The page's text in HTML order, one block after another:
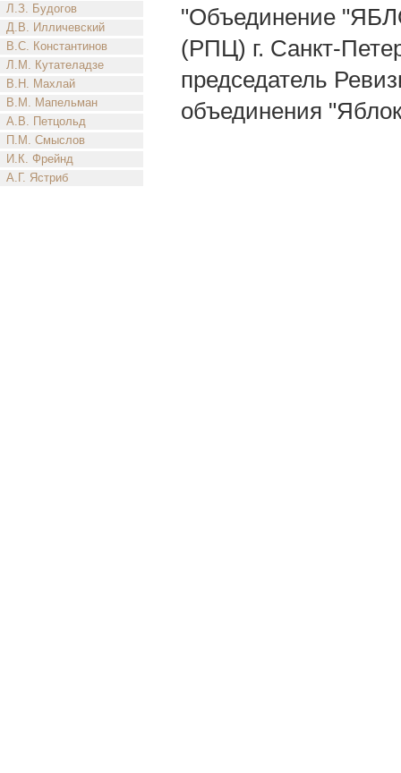
Л.З. Будогов
Д.В. Илличевский
В.С. Константинов
Л.М. Кутателадзе
В.Н. Махлай
В.М. Мапельман
А.В. Петцольд
П.М. Смыслов
И.К. Фрейнд
А.Г. Ястриб
"Объединение
(РПЦ) г. Санкт-
председатель
объединения